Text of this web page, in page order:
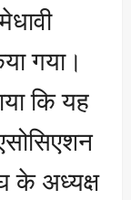
गया।
कि यह
के अध्यक्ष